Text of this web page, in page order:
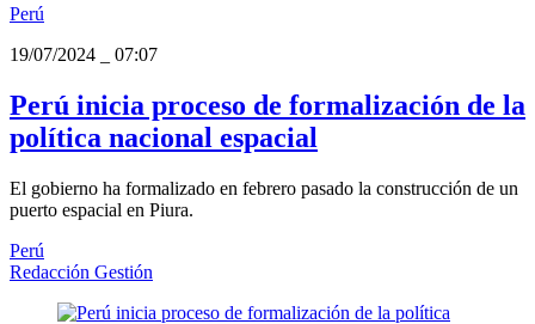
Perú
19/07/2024
07:07
Perú inicia proceso de formalización de la
política nacional espacial
El gobierno ha formalizado en febrero pasado la construcción de un
puerto espacial en Piura.
Perú
Redacción Gestión